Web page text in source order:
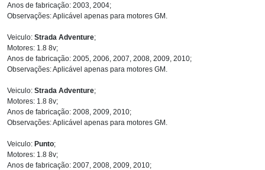
Anos de fabricação: 2003, 2004;
Observações: Aplicável apenas para motores GM.
Veiculo: Strada Adventure;
Motores: 1.8 8v;
Anos de fabricação: 2005, 2006, 2007, 2008, 2009, 2010;
Observações: Aplicável apenas para motores GM.
Veiculo: Strada Adventure;
Motores: 1.8 8v;
Anos de fabricação: 2008, 2009, 2010;
Observações: Aplicável apenas para motores GM.
Veiculo: Punto;
Motores: 1.8 8v;
Anos de fabricação: 2007, 2008, 2009, 2010;